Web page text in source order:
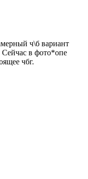
ч\б вариант
в фото*опе
чбг.